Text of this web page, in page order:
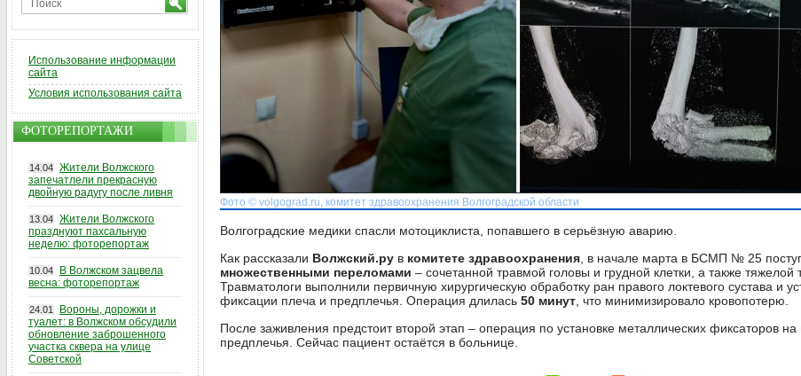
Фото © volgograd.ru, комитет здравоохранения Волгоградской области
Волгоградские медики спасли мотоциклиста, попавшего в серьёзную аварию.
Как рассказали Волжский.ру в комитете здравоохранения , в начале марта в БСМП № 25
множественными переломами – сочетанной травмой головы и грудной клетки, а также тяжелой
Травматологи выполнили первичную хирургическую обработку ран правого локтевого сустава и
фиксации плеча и предплечья. Операция длилась 50 минут , что минимизировало кровопотерю.
После заживления предстоит второй этап – операция по установке металлических фиксаторов
предплечья. Сейчас пациент остаётся в больнице.
Использование информации
сайта
Условия использования сайта
ФОТОРЕПОРТАЖИ
14.04 Жители Волжского
запечатлели прекрасную
двойную радугу после ливня
13.04 Жители Волжского
празднуют пахсальную
неделю: фоторепортаж
10.04
В Волжском зацвела
весна: фоторепортаж
24.01
Вороны, дорожки и
туалет: в Волжском обсудили
обновление заброшенного
участка сквера на улице
Советской